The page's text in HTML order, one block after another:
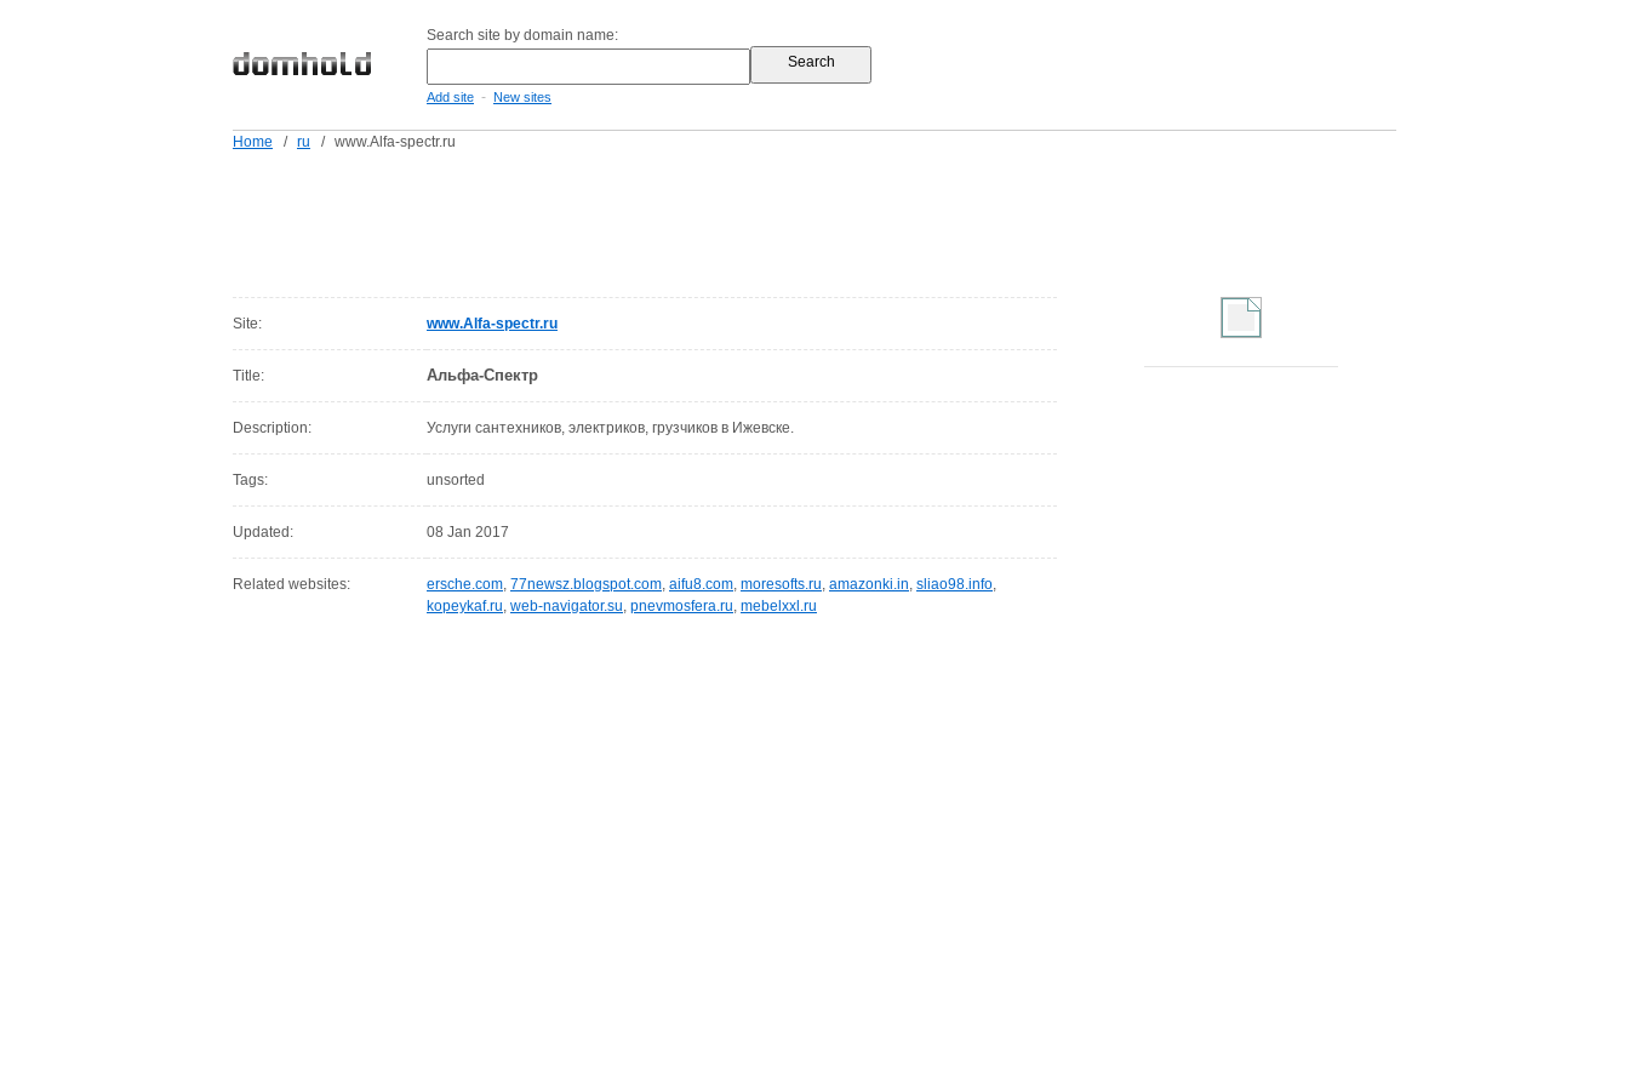
Search site by domain name:
Add site - New sites
Home / ru / www.Alfa-spectr.ru
Site: www.Alfa-spectr.ru
Title: Альфа-Спектр
Description: Услуги сантехников, электриков, грузчиков в Ижевске.
Tags: unsorted
Updated: 08 Jan 2017
Related websites: ersche.com, 77newsz.blogspot.com, aifu8.com, moresofts.ru, amazonki.in, sliao98.info,
kopeykaf.ru, web-navigator.su, pnevmosfera.ru, mebelxxl.ru